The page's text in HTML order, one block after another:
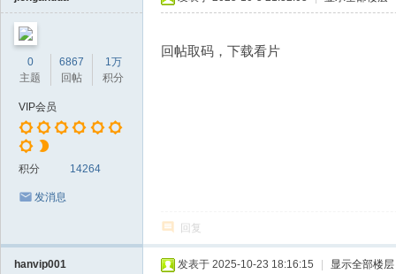
0
主题
6867
回帖
1万
积分
VIP会员
积分 14264
发消息
回帖取码，下载看片
回复
hanvip001 发表于 2025-10-23 18:16:15 显示全部楼层